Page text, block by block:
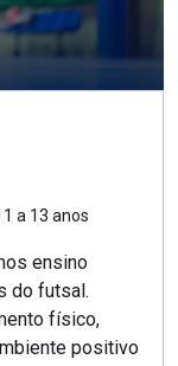
a 13 anos
ensino
do futsal.
físico,
positivo